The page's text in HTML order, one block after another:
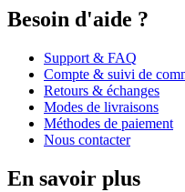
Besoin d'aide ?
Support & FAQ
Compte & suivi de
Retours & échanges
Modes de livraisons
Méthodes de paiement
Nous contacter
En savoir plus